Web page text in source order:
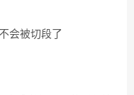
会被切段了